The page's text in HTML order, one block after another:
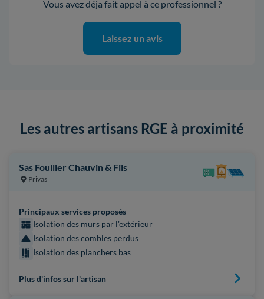
Vous avez déja fait appel à ce professionnel ?
Laissez un avis
Les autres artisans RGE à proximité
Sas Foullier Chauvin & Fils
Privas
Principaux services proposés
Isolation des murs par l'extérieur
Isolation des combles perdus
Isolation des planchers bas
Plus d'infos sur l'artisan